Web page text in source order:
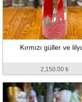
Kırmızı güller ve
2,150.00 ₺